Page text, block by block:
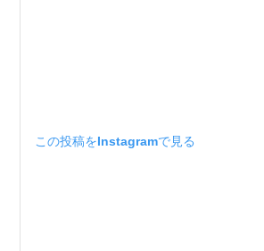
この投稿をInstagramで見る